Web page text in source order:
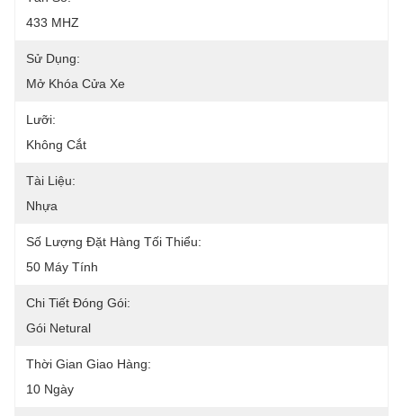
433 MHZ
Sử Dụng:
Mở Khóa Cửa Xe
Lưỡi:
Không Cắt
Tài Liệu:
Nhựa
Số Lượng Đặt Hàng Tối Thiểu:
50 Máy Tính
Chi Tiết Đóng Gói:
Gói Netural
Thời Gian Giao Hàng:
10 Ngày